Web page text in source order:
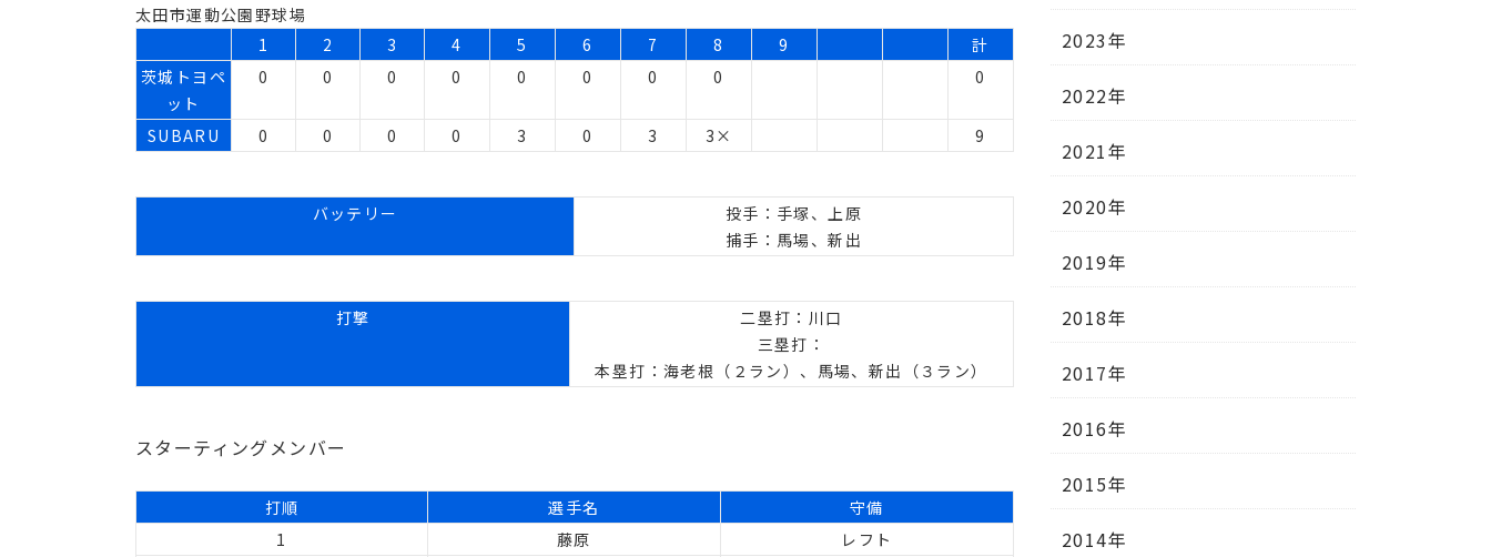
太田市運動公園野球場
1
2 3 4 5 6 7 8 9
計
茨城トヨペ
ット
0 0 0 0 0 0 0 0 0
SUBARU 0 0 0 0 3 0 3 3× 9
バッテリー
投手：手塚、上原
捕手：馬場、新出
打撃
二塁打：川口
三塁打：
本塁打：海老根（２ラン）、馬場、新出（３ラン）
スターティングメンバー
打順 選手名
守備
1
藤原
レフト
2023年
2022年
2021年
2020年
2019年
2018年
2017年
2016年
2015年
2014年